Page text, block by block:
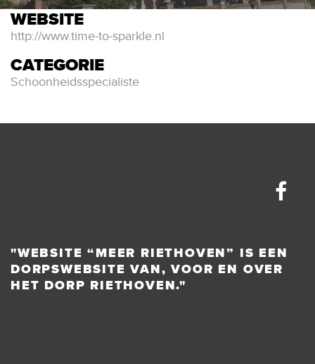
WEBSITE
http://www.time-to-sparkle.nl
CATEGORIE
Schoonheidsspecialiste
"WEBSITE “MEER RIETHOVEN” IS EEN
DORPSWEBSITE VAN, VOOR EN OVER
HET DORP RIETHOVEN."